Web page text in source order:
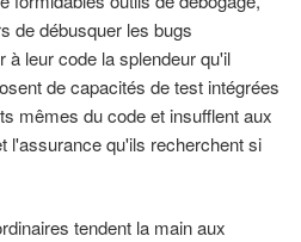
de débusquer les bugs
à leur code la splendeur qu'il
de capacités de test intégrées
mêmes du code et insufflent aux
l'assurance qu'ils recherchent si
tendent la main aux